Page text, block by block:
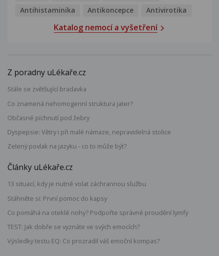
Antihistaminika
Antikoncepce Antivirotika
Katalog nemocí a vyšetření
Z poradny uLékaře.cz
Stále se zvětšující bradavka
Co znamená nehomogenní struktura jater?
Občasné píchnutí pod žebry
Dyspepsie: Větry i při malé námaze, nepravidelná stolice
Zelený povlak na jazyku - co to může být?
Články uLékaře.cz
13 situací, kdy je nutné volat záchrannou službu
Stáhněte si: První pomoc do kapsy
Co pomáhá na oteklé nohy? Podpořte správné proudění lymfy
TEST: Jak dobře se vyznáte ve svých emocích?
Výsledky testu EQ: Co prozradil váš emoční kompas?